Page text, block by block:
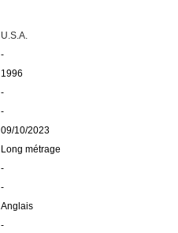
U.S.A.
-
1996
-
-
09/10/2023
Long métrage
-
-
Anglais
-